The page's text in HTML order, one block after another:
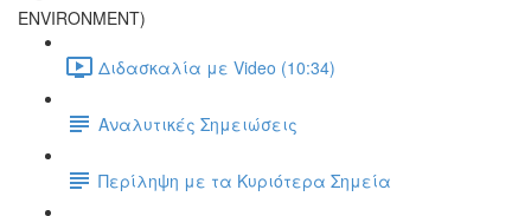
ENVIRONMENT)
Διδασκαλία με Video (10:34)
Αναλυτικές Σημειώσεις
Περίληψη με τα Κυριότερα Σημεία